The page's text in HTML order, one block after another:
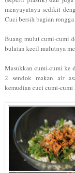
menyayatnya sedikit
Cuci bersih bagian
Buang mulut cumi-cumi
bulatan kecil mulutnya
Masukkan cumi-cumi ke
2 sendok makan air
kemudian cuci cumi-